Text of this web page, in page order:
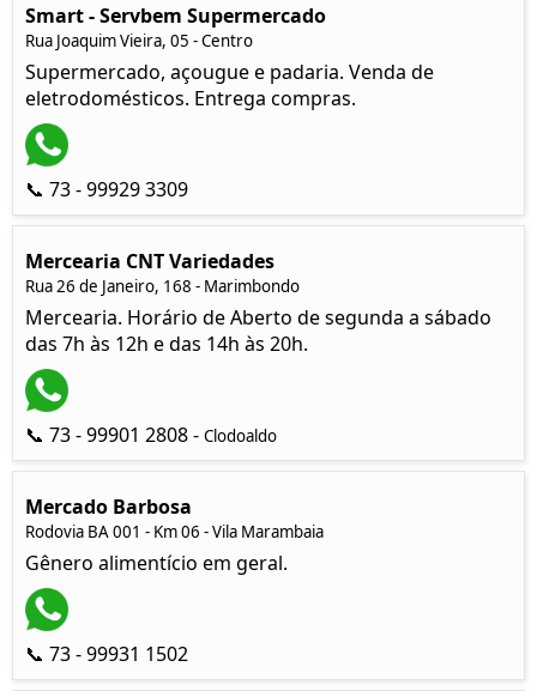
Smart - Servbem Supermercado
Rua Joaquim Vieira, 05 - Centro
Supermercado, açougue e padaria. Venda de
eletrodomésticos. Entrega compras.
📞 73 - 99929 3309
Mercearia CNT Variedades
Rua 26 de Janeiro, 168 - Marimbondo
Mercearia. Horário de Aberto de segunda a sábado
das 7h às 12h e das 14h às 20h.
📞 73 - 99901 2808 - Clodoaldo
Mercado Barbosa
Rodovia BA 001 - Km 06 - Vila Marambaia
Gênero alimentício em geral.
📞 73 - 99931 1502